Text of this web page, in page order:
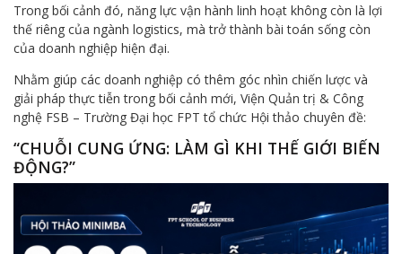
Trong bối cảnh đó, năng lực vận hành linh hoạt không còn là lợi
thế riêng của ngành logistics, mà trở thành bài toán sống còn
của doanh nghiệp hiện đại.
Nhằm giúp các doanh nghiệp có thêm góc nhìn chiến lược và
giải pháp thực tiễn trong bối cảnh mới, Viện Quản trị & Công
nghệ FSB – Trường Đại học FPT tổ chức Hội thảo chuyên đề:
“CHUỖI CUNG ỨNG: LÀM GÌ KHI THẾ GIỚI BIẾN
ĐỘNG?”